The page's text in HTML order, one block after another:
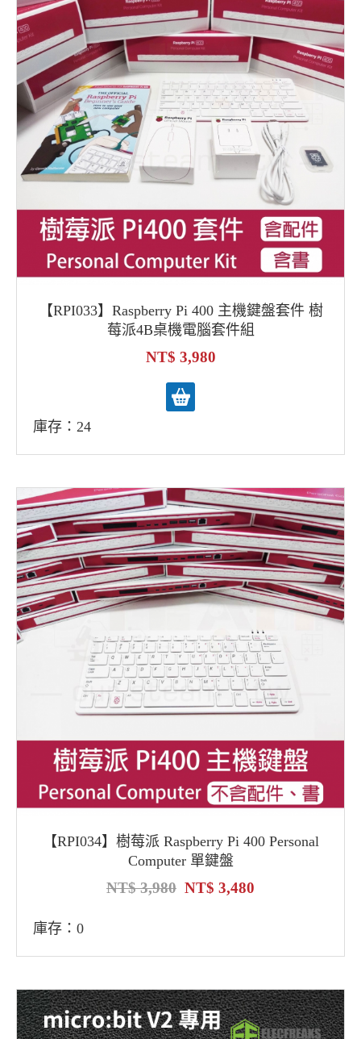
【RPI033】Raspberry Pi 400 主機鍵盤套件 樹
莓派4B桌機電腦套件組
3,980
庫存：24
【RPI034】樹莓派 Raspberry Pi 400 Personal
Computer 單鍵盤
3,980 3,480
庫存：0